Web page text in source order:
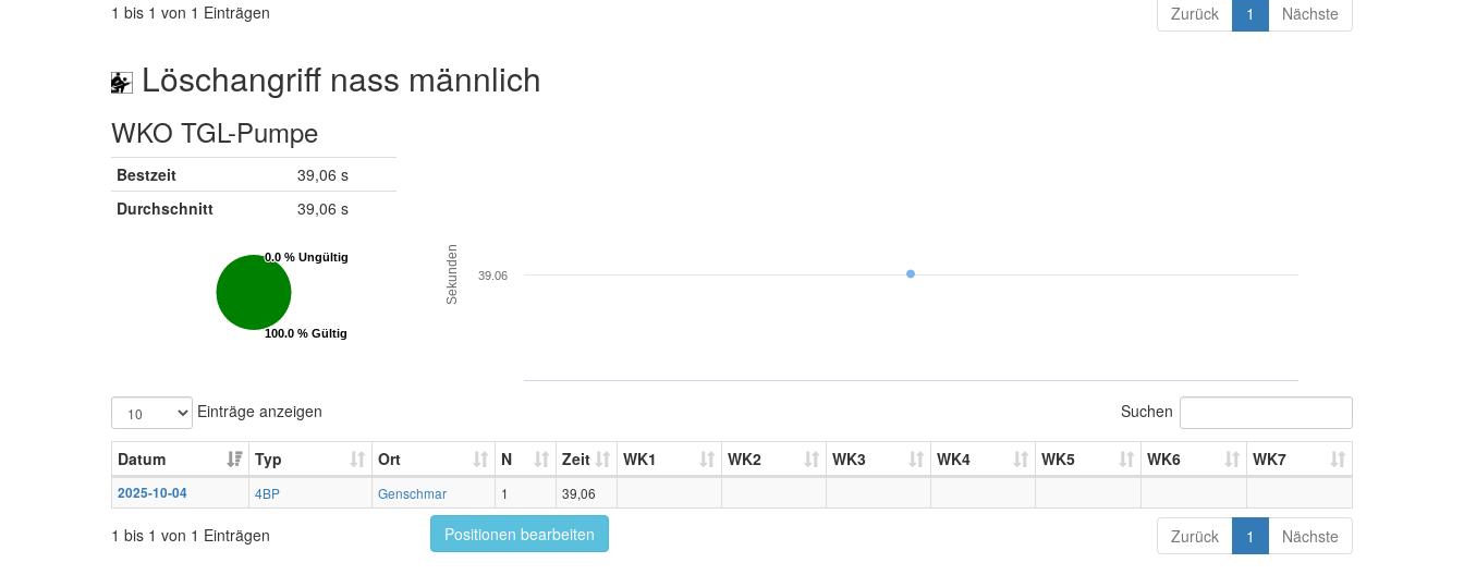
1 bis 1 von 1 Einträgen Zurück 1 Nächste
Löschangriff nass männlich
WKO TGL-Pumpe
Bestzeit
39,06 s
Durchschnitt
39,06 s
0.0 % Ungültig
0.0 % Ungültig
100.0 % Gültig
100.0 % Gültig
Sekunden 39.06
Einträge anzeigen Suchen
Datum Typ Ort N Zeit WK1 WK2 WK3 WK4 WK5 WK6 WK7
2025-10-04 4BP Genschmar 1 39,06
1 bis 1 von 1 Einträgen Positionen bearbeiten Zurück 1 Nächste